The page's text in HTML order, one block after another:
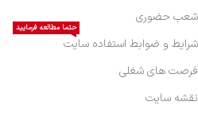
شعب حضوری
شرایط و ضوابط استفاده سایت
حتما مطالعه فرمایید
فرصت های شغلی
نقشه سایت